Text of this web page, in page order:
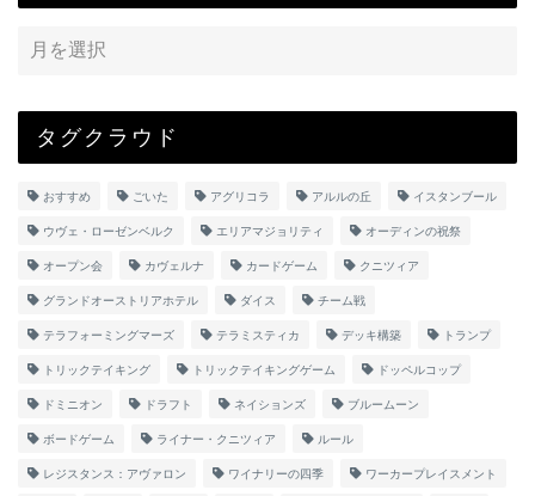
タグクラウド
おすすめ ごいた アグリコラ アルルの丘 イスタンブール
ウヴェ・ローゼンベルク エリアマジョリティ オーディンの祝祭
オープン会 カヴェルナ カードゲーム クニツィア
グランドオーストリアホテル ダイス チーム戦
テラフォーミングマーズ テラミスティカ デッキ構築 トランプ
トリックテイキング トリックテイキングゲーム ドッペルコップ
ドミニオン ドラフト ネイションズ ブルームーン
ボードゲーム ライナー・クニツィア ルール
レジスタンス：アヴァロン ワイナリーの四季 ワーカープレイスメント